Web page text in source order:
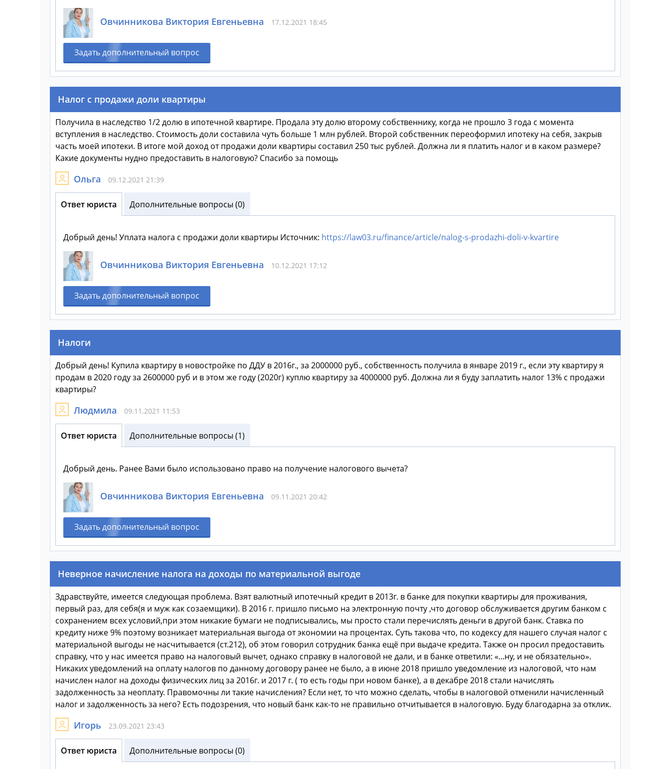
Овчинникова Виктория Евгеньевна 17.12.2021 18:45
Задать дополнительный вопрос
Налог с продажи доли квартиры
Получила в наследство 1/2 долю в ипотечной квартире. Продала эту долю второму собственнику, когда не прошло 3 года с момента
вступления в наследство. Стоимость доли составила чуть больше 1 млн рублей. Второй собственник переоформил ипотеку на себя, закрыв
часть моей ипотеки. В итоге мой доход от продажи доли квартиры составил 250 тыс рублей. Должна ли я платить налог и в каком размере?
Какие документы нудно предоставить в налоговую? Спасибо за помощь
Ольга 09.12.2021 21:39
Ответ юриста Дополнительные вопросы (0)
Добрый день! Уплата налога с продажи доли квартиры Источник: https://law03.ru/finance/article/nalog-s-prodazhi-doli-v-kvartire
Овчинникова Виктория Евгеньевна 10.12.2021 17:12
Задать дополнительный вопрос
Налоги
Добрый день! Купила квартиру в новостройке по ДДУ в 2016г., за 2000000 руб., собственность получила в январе 2019 г., если эту квартиру я
продам в 2020 году за 2600000 руб и в этом же году (2020г) куплю квартиру за 4000000 руб. Должна ли я буду заплатить налог 13% с продажи
квартиры?
Людмила 09.11.2021 11:53
Ответ юриста Дополнительные вопросы (1)
Добрый день. Ранее Вами было использовано право на получение налогового вычета?
Овчинникова Виктория Евгеньевна 09.11.2021 20:42
Задать дополнительный вопрос
Неверное начисление налога на доходы по материальной выгоде
Здравствуйте, имеется следующая проблема. Взят валютный ипотечный кредит в 2013г. в банке для покупки квартиры для проживания,
первый раз, для себя(я и муж как созаемщики). В 2016 г. пришло письмо на электронную почту ,что договор обслуживается другим банком с
сохранением всех условий,при этом никакие бумаги не подписывались, мы просто стали перечислять деньги в другой банк. Ставка по
кредиту ниже 9% поэтому возникает материальная выгода от экономии на процентах. Суть такова что, по кодексу для нашего случая налог с
материальной выгоды не насчитывается (ст.212), об этом говорил сотрудник банка ещё при выдаче кредита. Также он просил предоставить
справку, что у нас имеется право на налоговый вычет, однако справку в налоговой не дали, и в банке ответили: «...ну, и не обязательно».
Никаких уведомлений на оплату налогов по данному договору ранее не было, а в июне 2018 пришло уведомление из налоговой, что нам
начислен налог на доходы физических лиц за 2016г. и 2017 г. ( то есть годы при новом банке), а в декабре 2018 стали начислять
задолженность за неоплату. Правомочны ли такие начисления? Если нет, то что можно сделать, чтобы в налоговой отменили начисленный
налог и задолженность за него? Есть подозрения, что новый банк как-то не правильно отчитывается в налоговую. Буду благодарна за отклик.
Игорь 23.09.2021 23:43
Ответ юриста Дополнительные вопросы (0)